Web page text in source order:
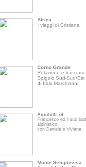
Africa
I viaggi di Cristiana
Corno Grande
Relazione e tracciato
Spigolo Sud-Sud/Est
di Italo Marchionni
Aquilotti 74
Francesco ed il suo
alpinistico,
con Daniele e Viviana
Monte Semprevisa